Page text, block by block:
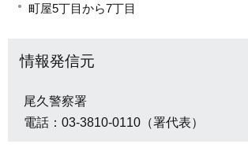
町屋5丁目から7丁目
情報発信元
尾久警察署
電話：03-3810-0110（署代表）